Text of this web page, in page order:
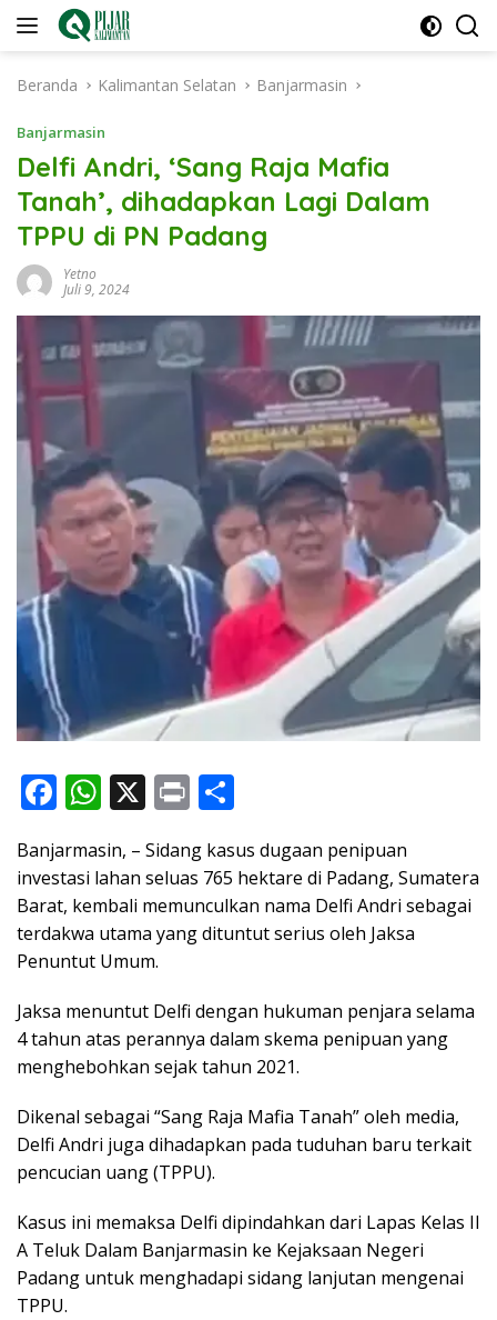
Langsung
Beranda
Kalimantan Selatan Banjarmasin
Banjarmasin
Delfi Andri, ‘Sang Raja Mafia
Tanah’, dihadapkan Lagi Dalam
TPPU di PN Padang
Yetno
Juli 9, 2024
F
e
b
o
o
k
W
at
s
A
p
p
X Pr
t ar
e
Banjarmasin, – Sidang kasus dugaan penipuan
investasi lahan seluas 765 hektare di Padang, Sumatera
Barat, kembali memunculkan nama Delfi Andri sebagai
terdakwa utama yang dituntut serius oleh Jaksa
Penuntut Umum.
Jaksa menuntut Delfi dengan hukuman penjara selama
4 tahun atas perannya dalam skema penipuan yang
menghebohkan sejak tahun 2021.
Dikenal sebagai “Sang Raja Mafia Tanah” oleh media,
Delfi Andri juga dihadapkan pada tuduhan baru terkait
pencucian uang (TPPU).
Kasus ini memaksa Delfi dipindahkan dari Lapas Kelas II
A Teluk Dalam Banjarmasin ke Kejaksaan Negeri
Padang untuk menghadapi sidang lanjutan mengenai
TPPU.